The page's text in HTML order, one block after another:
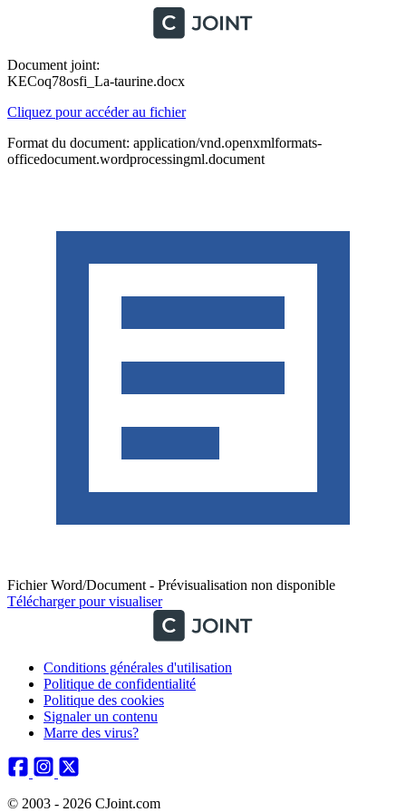
Document joint:
KECoq78osfi_La-taurine.docx
Cliquez pour accéder au fichier
Format du document: application/vnd.openxmlformats-
officedocument.wordprocessingml.document
Fichier Word/Document - Prévisualisation non disponible
Télécharger pour visualiser
Conditions générales d'utilisation
Politique de confidentialité
Politique des cookies
Signaler un contenu
Marre des virus?
© 2003 - 2026 CJoint.com